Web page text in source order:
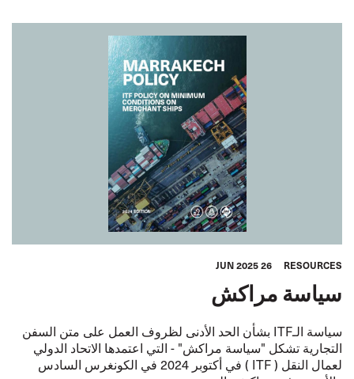
RESOURCES
26 JUN 2025
سياسة مراكش
سياسة الـITF بشأن الحد الأدنى لظروف العمل على متن السفن
التجارية تشكل "سياسة مراكش" - التي اعتمدها الاتحاد الدولي
لعمال النقل ( ITF ) في أكتوبر 2024 في الكونغرس السادس